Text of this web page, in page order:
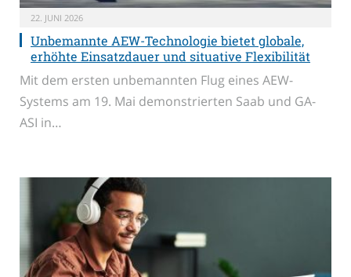
22. JUNI 2026
Unbemannte AEW-Technologie bietet globale,
erhöhte Einsatzdauer und situative Flexibilität
Mit dem ersten unbemannten Flug eines AEW-
Systems am 19. Mai demonstrierten Saab und GA-
ASI in…